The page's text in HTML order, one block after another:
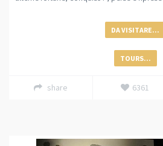
DA VISITARE...
TOURS...
share 6361